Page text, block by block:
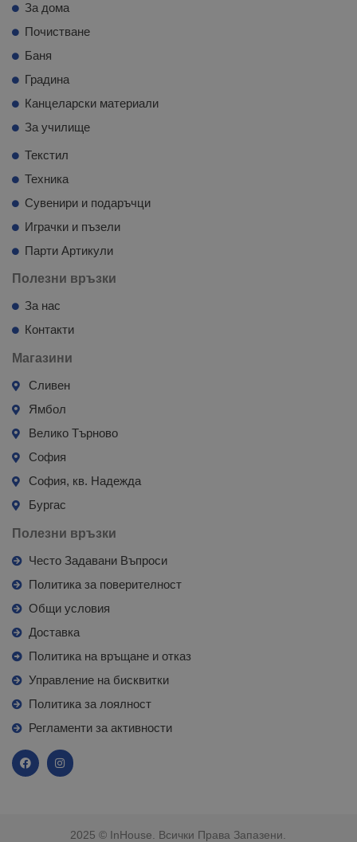
За дома
Почистване
Баня
Градина
Канцеларски материали
За училище
Текстил
Техника
Сувенири и подаръчци
Играчки и пъзели
Парти Артикули
Полезни връзки
За нас
Контакти
Магазини
Сливен
Ямбол
Велико Търново
София
София, кв. Надежда
Бургас
Полезни връзки
Често Задавани Въпроси
Политика за поверителност
Общи условия
Доставка
Политика на връщане и отказ
Управление на бисквитки
Политика за лоялност
Регламенти за активности
2025 © InHouse. Всички Права Запазени.